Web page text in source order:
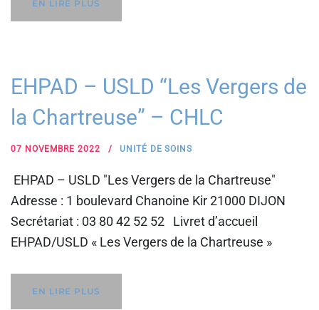
EN LIRE PLUS
EHPAD – USLD “Les Vergers de
la Chartreuse” – CHLC
07 NOVEMBRE 2022 UNITÉ DE SOINS
EHPAD – USLD "Les Vergers de la Chartreuse"
Adresse : 1 boulevard Chanoine Kir 21000 DIJON
Secrétariat : 03 80 42 52 52 Livret d’accueil
EHPAD/USLD « Les Vergers de la Chartreuse »
EN LIRE PLUS